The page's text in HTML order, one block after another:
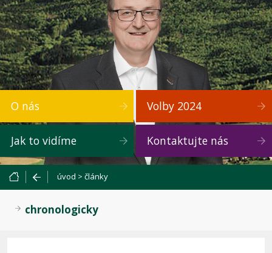
O nás Volby 2024
Jak to vidíme Kontaktujte nás
úvod > články
chronologicky